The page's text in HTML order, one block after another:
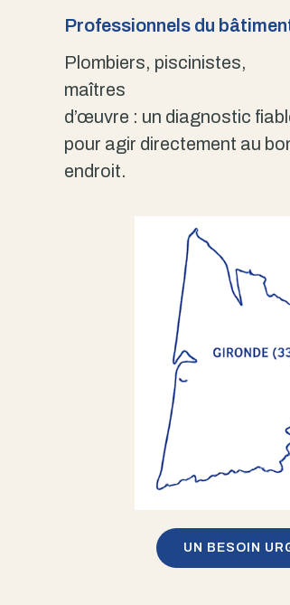
Professionnels du
Plombiers, piscinistes,
maîtres
d’œuvre : un diagnostic
pour agir directement au
endroit.
UN BESOIN